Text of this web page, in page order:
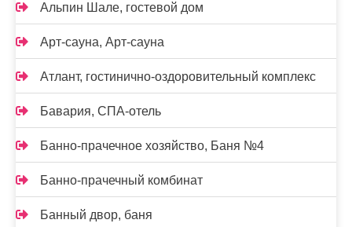
Альпин Шале, гостевой дом
Арт-сауна, Арт-сауна
Атлант, гостинично-оздоровительный комплекс
Бавария, СПА-отель
Банно-прачечное хозяйство, Баня №4
Банно-прачечный комбинат
Банный двор, баня